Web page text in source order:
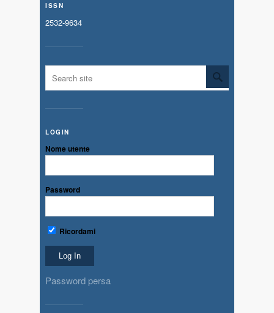
ISSN
2532-9634
LOGIN
Nome utente
Password
Ricordami
Password persa